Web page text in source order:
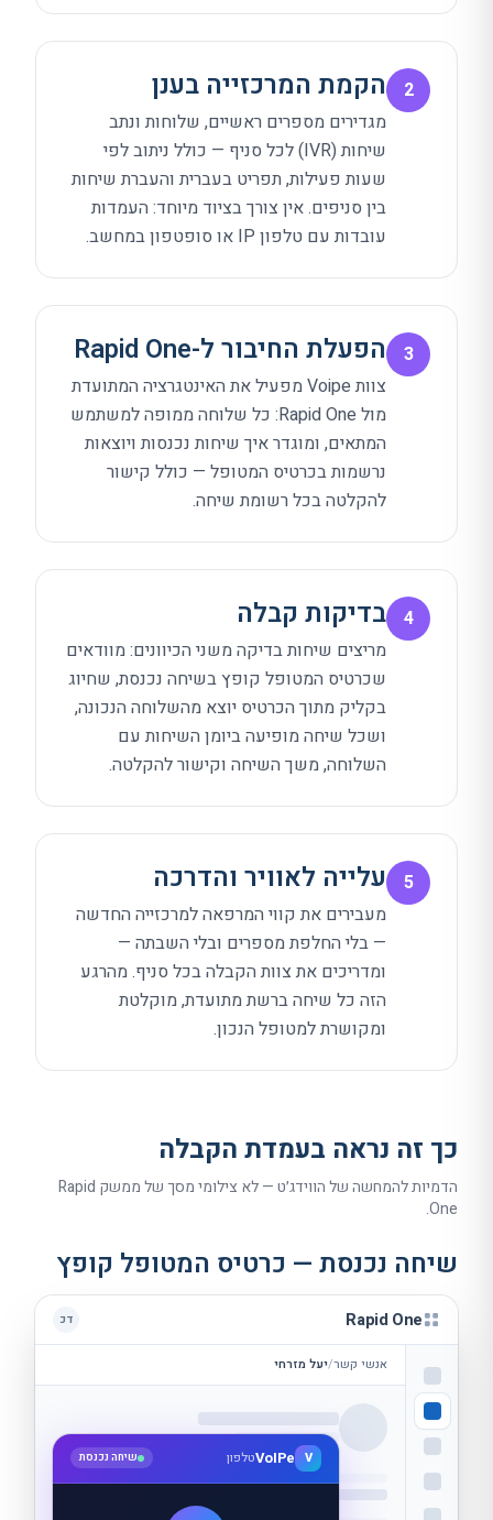
2 הקמת המרכזייה בענן
מגדירים מספרים ראשיים, שלוחות ונתב
שיחות (IVR) לכל סניף — כולל ניתוב לפי
שעות פעילות, תפריט בעברית והעברת שיחות
בין סניפים. אין צורך בציוד מיוחד: העמדות
עובדות עם טלפון IP או סופטפון במחשב.
3 הפעלת החיבור ל-Rapid One
צוות Voipe מפעיל את האינטגרציה המתועדת
מול Rapid One: כל שלוחה ממופה למשתמש
המתאים, ומוגדר איך שיחות נכנסות ויוצאות
נרשמות בכרטיס המטופל — כולל קישור
להקלטה בכל רשומת שיחה.
4 בדיקות קבלה
מריצים שיחות בדיקה משני הכיוונים: מוודאים
שכרטיס המטופל קופץ בשיחה נכנסת, שחיוג
בקליק מתוך הכרטיס יוצא מהשלוחה הנכונה,
ושכל שיחה מופיעה ביומן השיחות עם
השלוחה, משך השיחה וקישור להקלטה.
5 עלייה לאוויר והדרכה
מעבירים את קווי המרפאה למרכזייה החדשה
— בלי החלפת מספרים ובלי השבתה —
ומדריכים את צוות הקבלה בכל סניף. מהרגע
הזה כל שיחה ברשת מתועדת, מוקלטת
ומקושרת למטופל הנכון.
כך זה נראה בעמדת הקבלה
הדמיות להמחשה של הווידג׳ט — לא צילומי מסך של ממשק Rapid
One
.
שיחה נכנסת — כרטיס המטופל קופץ
Rapid One דכ
אנשי קשר/יעל מזרחי
V
VoIPeטלפון שיחה נכנסת